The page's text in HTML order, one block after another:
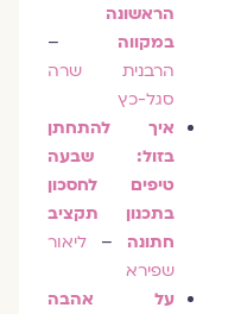
הראשונה
במקווה–
הרבנית שרה
סגל-כץ
איך להתחתן
בזול: שבעה
טיפים לחסכון
בתכנון תקציב
חתונה–
ליאור
שפירא
על אהבה